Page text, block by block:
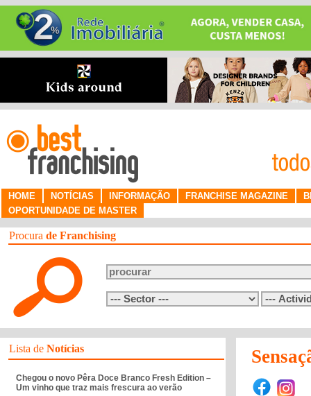
HOME NOTÍCIAS INFORMAÇÃO FRANCHISE MAGAZINE
OPORTUNIDADE DE MASTER
Procura de Franchising
Lista de Notícias
Chegou o novo Pêra Doce Branco Fresh Edition –
Um vinho que traz mais frescura ao verão